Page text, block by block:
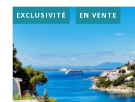
EXCLUSIVITÉ EN VENTE